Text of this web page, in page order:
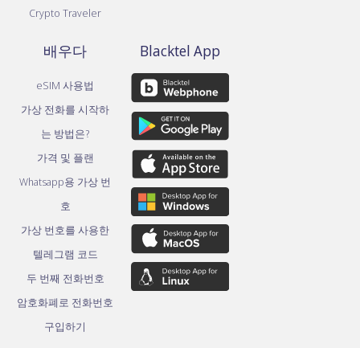
Crypto Traveler
배우다
eSIM 사용법
가상 전화를 시작하
는 방법은?
가격 및 플랜
Whatsapp용 가상 번
호
가상 번호를 사용한
텔레그램 코드
두 번째 전화번호
암호화폐로 전화번호
구입하기
Blacktel App